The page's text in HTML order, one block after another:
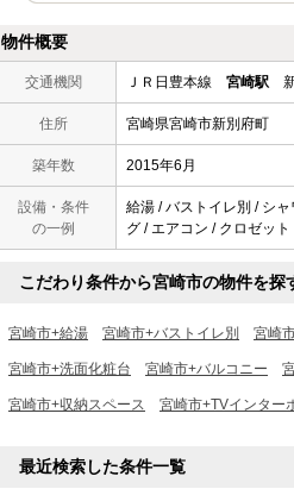
物件概要
交通機関 ＪＲ日豊本線 宮崎駅
住所 宮崎県宮崎市新別府町
築年数 2015年6月
設備・条件
の一例
給湯 / バストイレ別 / シ
グ / エアコン / クロゼッ
こだわり条件から宮崎市の物件を探
宮崎市+給湯 宮崎市+バストイレ別 宮崎
宮崎市+洗面化粧台 宮崎市+バルコニー
宮崎市+収納スペース 宮崎市+TVインター
最近検索した条件一覧